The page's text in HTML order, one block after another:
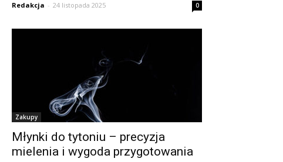
Redakcja - 24 listopada 2025 0
Zakupy
Młynki do tytoniu – precyzja
mielenia i wygoda przygotowania